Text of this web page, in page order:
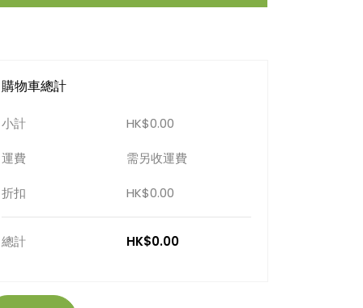
購物車總計
小計 HK$0.00
運費 需另收運費
折扣 HK$0.00
總計 HK$0.00